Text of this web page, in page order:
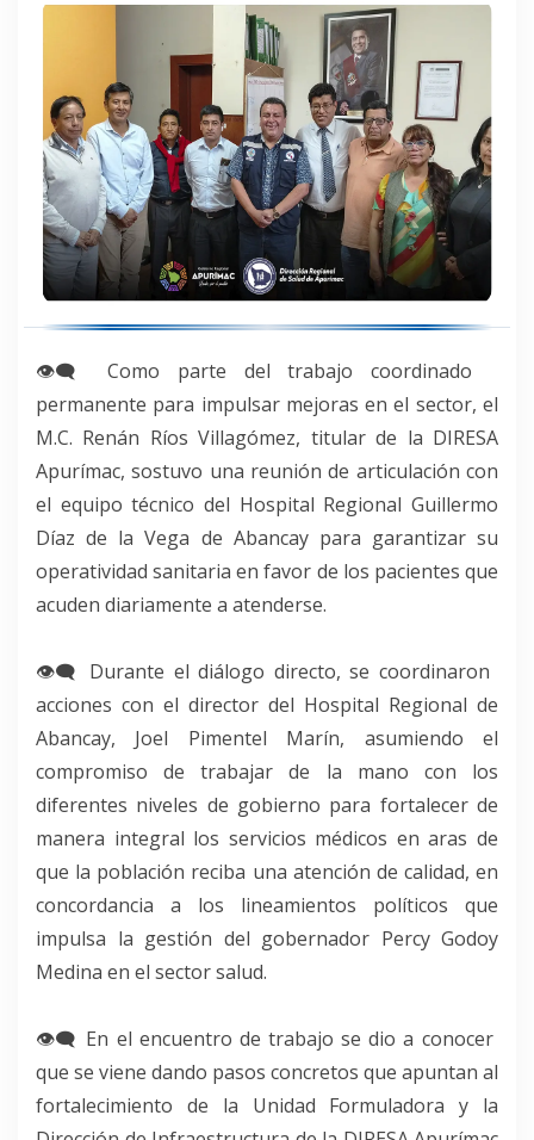
👁‍🗨 Como parte del trabajo coordinado
permanente para impulsar mejoras en el sector, el
M.C. Renán Ríos Villagómez, titular de la DIRESA
Apurímac, sostuvo una reunión de articulación con
el equipo técnico del Hospital Regional Guillermo
Díaz de la Vega de Abancay para garantizar su
operatividad sanitaria en favor de los pacientes que
acuden diariamente a atenderse.
👁‍🗨 Durante el diálogo directo, se coordinaron
acciones con el director del Hospital Regional de
Abancay, Joel Pimentel Marín, asumiendo el
compromiso de trabajar de la mano con los
diferentes niveles de gobierno para fortalecer de
manera integral los servicios médicos en aras de
que la población reciba una atención de calidad, en
concordancia a los lineamientos políticos que
impulsa la gestión del gobernador Percy Godoy
Medina en el sector salud.
👁‍🗨 En el encuentro de trabajo se dio a conocer
que se viene dando pasos concretos que apuntan al
fortalecimiento de la Unidad Formuladora y la